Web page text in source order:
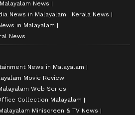
News
News in Malayalam
Kerala News
in Malayalam
News
News in Malayalam
Movie Review
Web Series
Collection Malayalam
Miniscreen & TV News